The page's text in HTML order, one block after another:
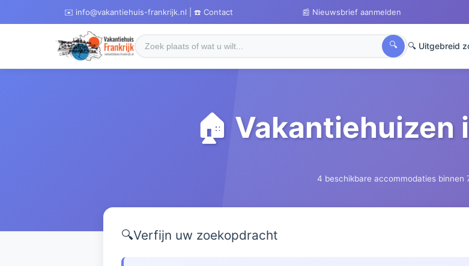
✉️ info@vakantiehuis-frankrijk.nl | ☎️ Contact 📰 Nieuwsbrief aanmelden
🔍 🔍 Uitgebreid
🏠 Vakantiehuizen
4 beschikbare accommodaties binnen
🔍Verfijn uw zoekopdracht